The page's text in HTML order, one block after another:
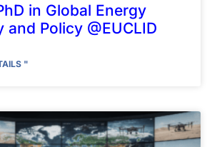
in Global Energy
and Policy @EUCLID
"